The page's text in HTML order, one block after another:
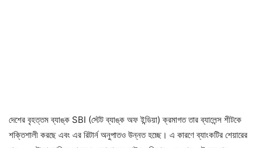
দেশের বৃহত্তম ব্যাঙ্ক SBI (স্টেট ব্যাঙ্ক অফ ইন্ডিয়া) ক্রমাগত তার ব্যালেন্স শীটকে
শক্তিশালী করছে এবং এর রিটার্ন অনুপাতও উন্নত হচ্ছে। এ কারণে ব্যাংকটির শেয়ারের